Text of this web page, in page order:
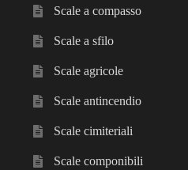
Scale a compasso
Scale a sfilo
Scale agricole
Scale antincendio
Scale cimiteriali
Scale componibili